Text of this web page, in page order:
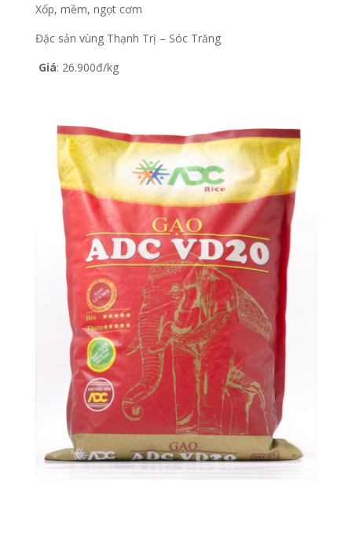
Xốp, mềm, ngọt cơm
Đặc sản vùng Thạnh Trị – Sóc Trăng
Giá: 26.900đ/kg